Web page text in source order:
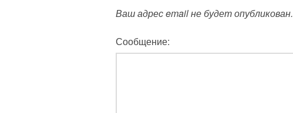
Ваш адрес email не будет опубликован.
Сообщение: